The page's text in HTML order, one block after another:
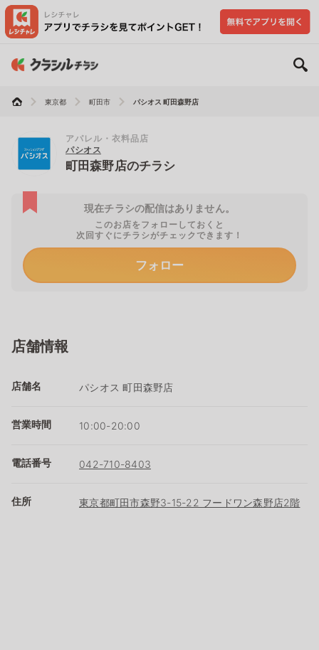
東京都 町田市 パシオス 町田森野店
アパレル・衣料品店
パシオス
町田森野店のチラシ
現在チラシの配信はありません。
このお店をフォローしておくと
次回すぐにチラシがチェックできます！
フォロー
店舗情報
店舗名 パシオス 町田森野店
営業時間 10:00-20:00
電話番号 042-710-8403
住所 東京都町田市森野3-15-22 フードワン森野店2階